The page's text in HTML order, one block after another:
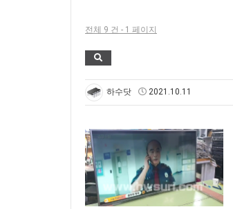
전체 9 건 - 1 페이지
하수닷 2021.10.11